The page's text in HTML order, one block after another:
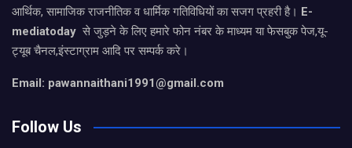
आर्थिक, सामाजिक राजनीतिक व धार्मिक गतिविधियों का सजग प्रहरी है। E-
mediatoday से जुड़ने के लिए हमारे फोन नंबर के माध्यम या फेसबुक पेज,यू-
ट्यूब चैनल,इंस्टाग्राम आदि पर सम्पर्क करे।
Email: pawannaithani1991@gmail.com
Follow Us